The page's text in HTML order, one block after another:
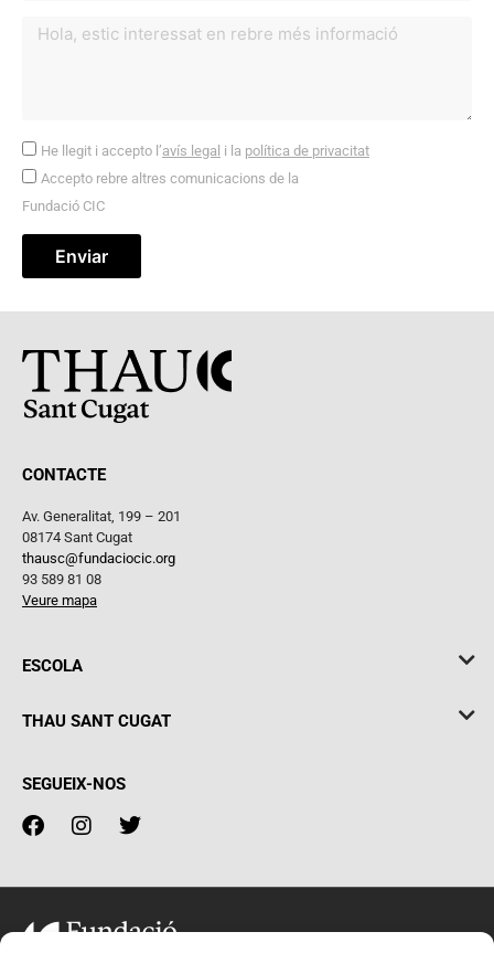
He llegit i accepto l’avís legal i la política de privacitat
Accepto rebre altres comunicacions de la
Fundació CIC
Enviar
CONTACTE
Av. Generalitat, 199 – 201
08174 Sant Cugat
thausc@fundaciocic.org
93 589 81 08
Veure mapa
ESCOLA
THAU SANT CUGAT
SEGUEIX-NOS